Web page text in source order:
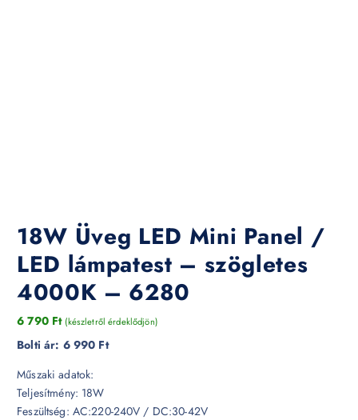
18W Üveg LED Mini Panel /
LED lámpatest – szögletes
4000K – 6280
6 790 Ft (készletről érdeklődjön)
Bolti ár: 6 990 Ft
Műszaki adatok:
Teljesítmény: 18W
Feszültség: AC:220-240V / DC:30-42V